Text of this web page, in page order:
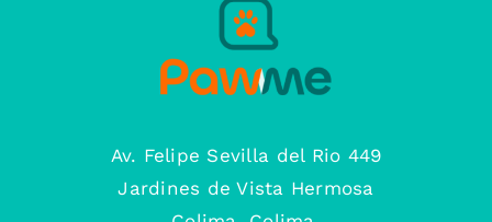
Av. Felipe Sevilla del Rio 449
Jardines de Vista Hermosa